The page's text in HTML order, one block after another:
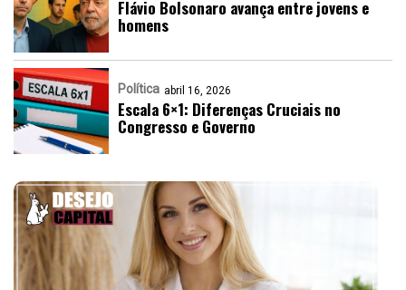
Flávio Bolsonaro avança entre jovens e
homens
Política abril 16, 2026
Escala 6×1: Diferenças Cruciais no
Congresso e Governo